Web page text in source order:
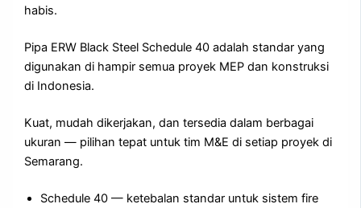
habis.
Pipa ERW Black Steel Schedule 40 adalah standar yang
digunakan di hampir semua proyek MEP dan konstruksi
di Indonesia.
Kuat, mudah dikerjakan, dan tersedia dalam berbagai
ukuran — pilihan tepat untuk tim M&E di setiap proyek di
Semarang.
Schedule 40 — ketebalan standar untuk sistem fire